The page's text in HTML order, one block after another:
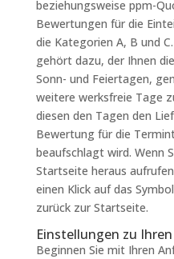
beziehungsweise ppm-
Bewertungen für die
die Kategorien A, B und
gehört dazu, der Ihnen
Sonn- und Feiertagen,
weitere werksfreie Tage
diesen den Tagen den
Bewertung für die
beaufschlagt wird. Wenn
Startseite heraus
einen Klick auf das
zurück zur Startseite.
Einstellungen zu
Beginnen Sie mit Ihren